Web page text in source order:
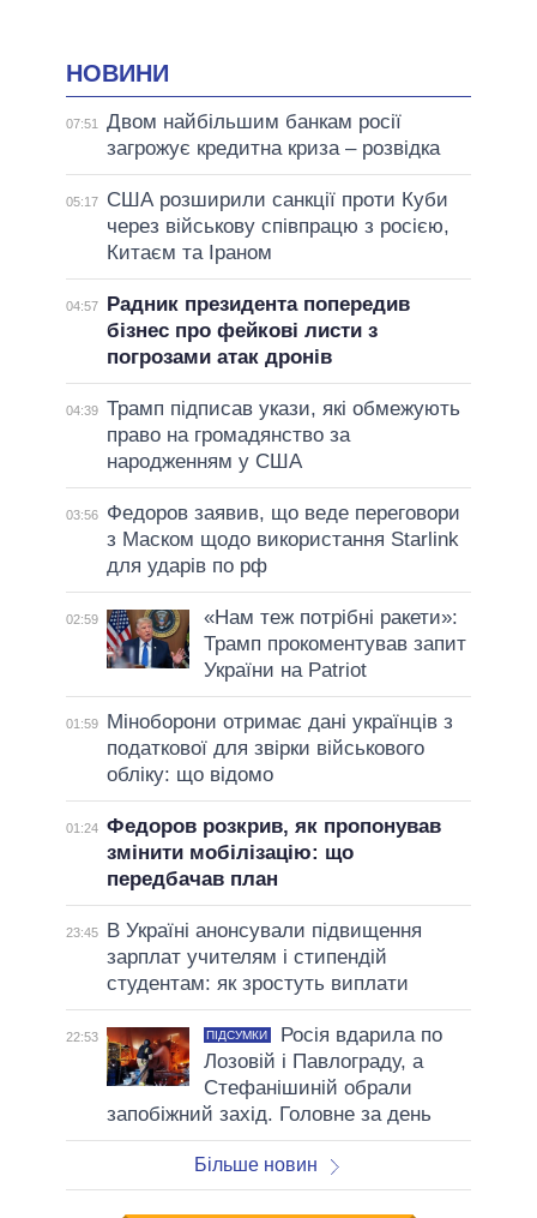
НОВИНИ
07:51
Двом найбільшим банкам росії
загрожує кредитна криза – розвідка
05:17
США розширили санкції проти Куби
через військову співпрацю з росією,
Китаєм та Іраном
04:57
Радник президента попередив
бізнес про фейкові листи з
погрозами атак дронів
04:39 Трамп підписав укази, які обмежують
право на громадянство за
народженням у США
03:56
Федоров заявив, що веде переговори
з Маском щодо використання Starlink
для ударів по рф
02:59
«Нам теж потрібні ракети»:
Трамп прокоментував запит
України на Patriot
01:59
Міноборони отримає дані українців з
податкової для звірки військового
обліку: що відомо
01:24 Федоров розкрив, як пропонував
змінити мобілізацію: що
передбачав план
23:45
В Україні анонсували підвищення
зарплат учителям і стипендій
студентам: як зростуть виплати
22:53 ПІДСУМКИ
Росія вдарила по
Лозовій і Павлограду, а
Стефанішиній обрали
запобіжний захід. Головне за день
Більше новин